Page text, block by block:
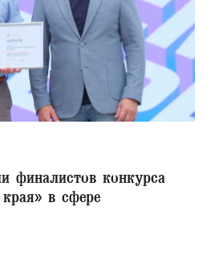
финалистов конкурса
в сфере